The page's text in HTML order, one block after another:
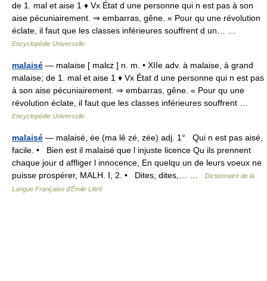
de 1. mal et aise 1 ♦ Vx État d une personne qui n est pas à son
aise pécuniairement. ⇒ embarras, gêne. « Pour qu une révolution
éclate, il faut que les classes inférieures souffrent d un… …
Encyclopédie Universelle
malaisé — malaise [ malɛz ] n. m. • XIIe adv. à malaise, à grand
malaise; de 1. mal et aise 1 ♦ Vx État d une personne qui n est pas
à son aise pécuniairement. ⇒ embarras, gêne. « Pour qu une
révolution éclate, il faut que les classes inférieures souffrent …
Encyclopédie Universelle
malaisé — malaisé, ée (ma lê zé, zée) adj. 1° Qui n est pas aisé,
facile. • Bien est il malaisé que l injuste licence Qu ils prennent
chaque jour d affliger l innocence, En quelqu un de leurs voeux ne
puisse prospérer, MALH. I, 2. • Dites, dites,… …
Dictionnaire de la
Langue Française d'Émile Littré